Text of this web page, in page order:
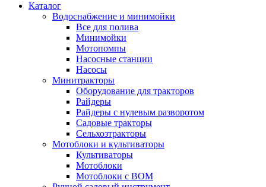
Каталог
Водоснабжение и минимойки
Все для полива
Минимойки
Мотопомпы
Насосные станции
Насосы
Минитракторы
Оборудование для тракторов
Райдеры
Райдеры с нулевым разворотом
Садовые тракторы
Сельхозтракторы
Мотоблоки и культиваторы
Культиваторы
Мотоблоки
Мотоблоки с ВОМ